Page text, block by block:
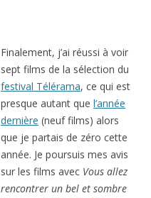
Finalement, j’ai réussi à voir
sept films de la sélection du
festival Télérama, ce qui est
presque autant que l’année
dernière (neuf films) alors
que je partais de zéro cette
année. Je poursuis mes avis
sur les films avec Vous allez
rencontrer un bel et sombre